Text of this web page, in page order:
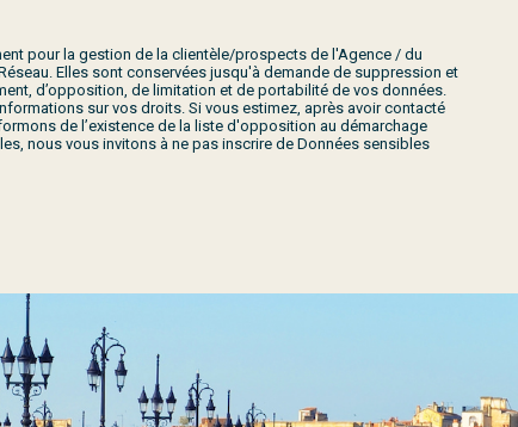
pour la gestion de la clientèle/prospects de l'Agence / du
Elles sont conservées jusqu'à demande de suppression et
d’opposition, de limitation et de portabilité de vos données.
sur vos droits. Si vous estimez, après avoir contacté
de l’existence de la liste d'opposition au démarchage
nous vous invitons à ne pas inscrire de Données sensibles